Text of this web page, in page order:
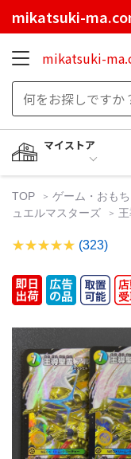
mikatsuki-
mikatsuki-
マイストア
TOP ゲーム・おも
ュエルマスターズ
(323)